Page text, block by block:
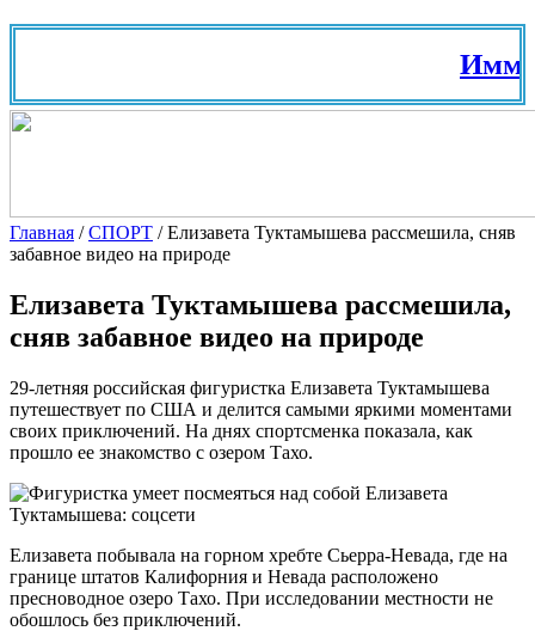
Главная /СПОРТ /Елизавета Туктамышева рассмешила, сняв
забавное видео на природе
Елизавета Туктамышева рассмешила,
сняв забавное видео на природе
29-летняя российская фигуристка Елизавета Туктамышева
путешествует по США и делится самыми яркими моментами
своих приключений. На днях спортсменка показала, как
прошло ее знакомство с озером Тахо.
Елизавета
Туктамышева: соцсети
Елизавета побывала на горном хребте Сьерра-Невада, где на
границе штатов Калифорния и Невада расположено
пресноводное озеро Тахо. При исследовании местности не
обошлось без приключений.